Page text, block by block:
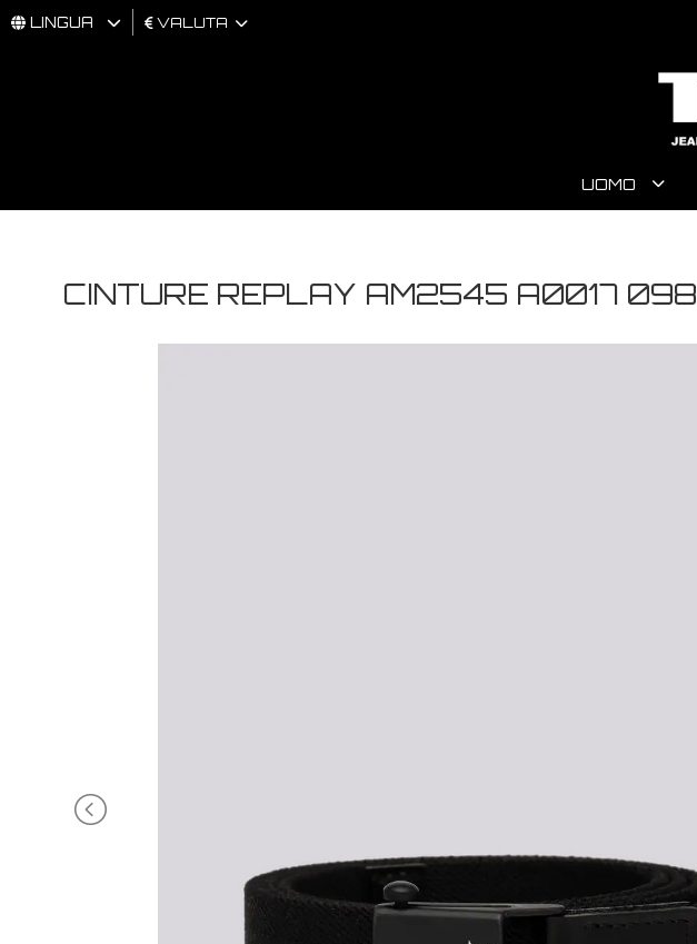
LINGUA VALUTA
UOMO
CINTURE REPLAY AM2545 A0017 098